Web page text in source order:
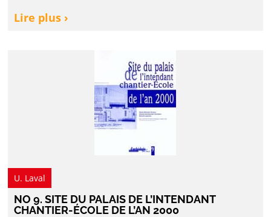
Lire plus ›
U. Laval
NO 9. SITE DU PALAIS DE L’INTENDANT
CHANTIER-ÉCOLE DE L’AN 2000